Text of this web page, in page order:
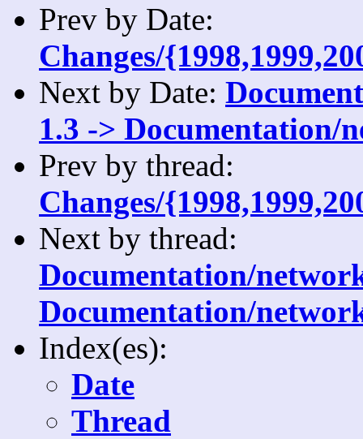
Prev by Date:
Changes/
Next by Date:
1.3 -> Documentation/
Prev by thread:
Changes/
Next by thread:
Documentation/
Documentation/
Index(es):
Date
Thread